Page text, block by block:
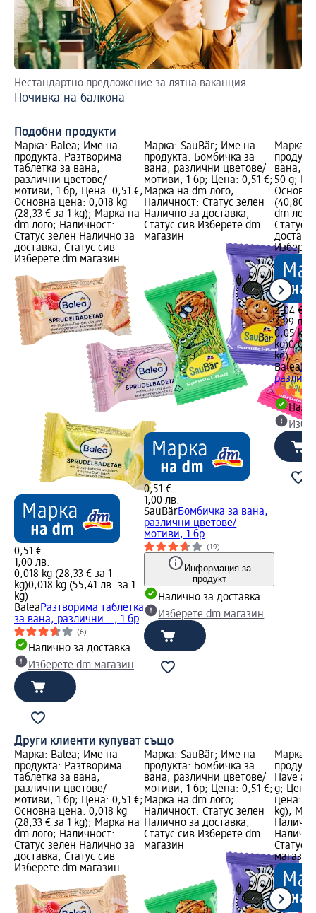
Нестандартно предложение за лятна ваканция
Почивка на балкона
Подобни продукти
Марка: Balea; Име на
продукта: Разтворима
таблетка за вана,
различни цветове/
мотиви, 1 бр; Цена: 0,51 €;
Основна цена: 0,018 kg
(28,33 € за 1 kg); Марка на
dm лого; Наличност:
Статус зелен Налично за
доставка, Статус сив
Изберете dm магазин
0,51 €
1,00 лв.
0,018 kg (28,33 € за 1
kg)0,018 kg (55,41 лв. за 1
kg)
BaleaРазтворима таблетка
за вана, различни..., 1 бр
(6)
Налично за доставка
Изберете dm магазин
Марка: SauBär; Име на
продукта: Бомбичка за
вана, различни цветове/
мотиви, 1 бр; Цена: 0,51 €;
Марка на dm лого;
Наличност: Статус зелен
Налично за доставка,
Статус сив Изберете dm
магазин
0,51 €
1,00 лв.
SauBärБомбичка за вана,
различни цветове/
мотиви, 1 бр
(19)
Информация за
продукт
Налично за доставка
Изберете dm магазин
Марка:
вана,
50 g;
(40,80 €
dm
Статус
2,04 €
3,99 лв.
0,05 kg
kg)0,05
kg)
Balea
Други клиенти купуват също
Марка: Balea; Име на
продукта: Разтворима
таблетка за вана,
различни цветове/
мотиви, 1 бр; Цена: 0,51 €;
Основна цена: 0,018 kg
(28,33 € за 1 kg); Марка на
dm лого; Наличност:
Статус зелен Налично за
доставка, Статус сив
Изберете dm магазин
Марка: SauBär; Име на
продукта: Бомбичка за
вана, различни цветове/
мотиви, 1 бр; Цена: 0,51 €;
Марка на dm лого;
Наличност: Статус зелен
Налично за доставка,
Статус сив Изберете dm
магазин
Марка:
Have a
g; Цена:
цена:
kg);
Статус
магазин